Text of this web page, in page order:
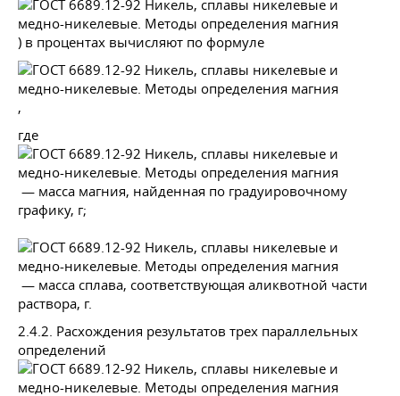
) в процентах вычисляют по формуле
,
где
— масса магния, найденная по градуировочному
графику, г;
— масса сплава, соответствующая аликвотной части
раствора, г.
2.4.2. Расхождения результатов трех параллельных
определений